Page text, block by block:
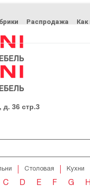
Распродажа Как
д. 36 стр.3
Столовая Кухни
C D E F G H